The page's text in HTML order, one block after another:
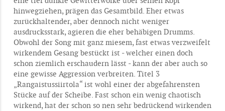
hinwegziehen, prägen das Gesamtbild. Eher etwas
zurückhaltender, aber dennoch nicht weniger
ausdrucksstark, agieren die eher behäbigen Drumms.
Obwohl der Song mit ganz miesem, fast etwas verzweifelt
wirkendem Gesang bestückt ist - welcher einen doch
schon ziemlich erschaudern lässt - kann der aber auch so
eine gewisse Aggression verbreiten. Titel 3
„Rangaistussiirtola“ ist wohl einer der abgefahrensten
Stücke auf der Scheibe. Fast schon ein wenig chaotisch
wirkend, hat der schon so nen sehr bedrückend wirkenden